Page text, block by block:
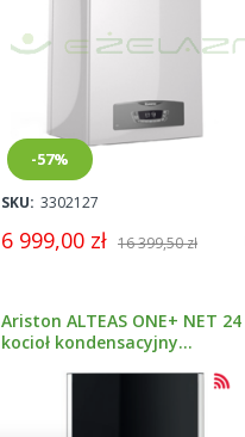
-57%
SKU: 3302127
6 999,00 zł 16 399,50 zł
Ariston ALTEAS ONE+ NET 24
kocioł kondensacyjny